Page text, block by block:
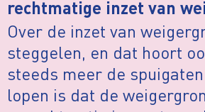
rechtmatige inzet van
Over de inzet van
steggelen, en dat hoort
steeds meer de
lopen is dat de